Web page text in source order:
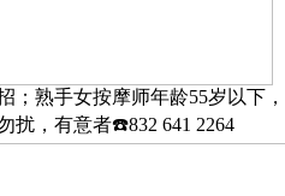
；熟手女按摩师年龄55岁以下
扰，有意者☎️832 641 2264